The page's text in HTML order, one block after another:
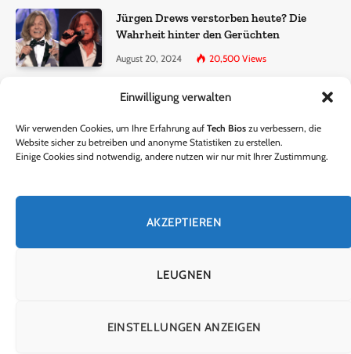
Einwilligung verwalten
Wir verwenden Cookies, um Ihre Erfahrung auf Tech Bios zu verbessern, die
Website sicher zu betreiben und anonyme Statistiken zu erstellen.
Einige Cookies sind notwendig, andere nutzen wir nur mit Ihrer Zustimmung.
AKZEPTIEREN
LEUGNEN
EINSTELLUNGEN ANZEIGEN
Jürgen Drews verstorben heute? Die
Wahrheit hinter den Gerüchten
August 20, 2024 20,500 Views
Ralf Dammasch Traueranzeige:
June 26, 2024 13,286Views
hinter den Gerüchten
October 5, 2024 9,301
HEIM ÜBER UNS
KONTAKTIERE UNS